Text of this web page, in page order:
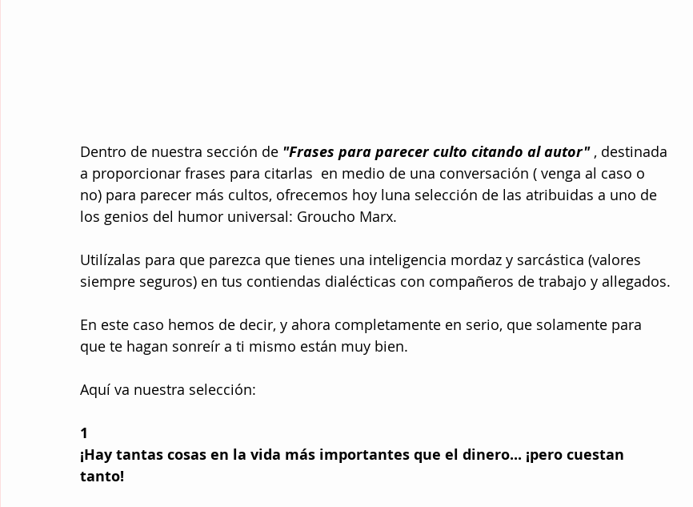
Dentro de nuestra sección de "Frases para parecer culto citando al autor" , destinada
a proporcionar frases para citarlas  en medio de una conversación ( venga al caso o
no) para parecer más cultos, ofrecemos hoy luna selección de las atribuidas a uno de
los genios del humor universal: Groucho Marx.
Utilízalas para que parezca que tienes una inteligencia mordaz y sarcástica (valores
siempre seguros) en tus contiendas dialécticas con compañeros de trabajo y allegados.
En este caso hemos de decir, y ahora completamente en serio, que solamente para
que te hagan sonreír a ti mismo están muy bien.
Aquí va nuestra selección:
1
¡Hay tantas cosas en la vida más importantes que el dinero... ¡pero cuestan
tanto!